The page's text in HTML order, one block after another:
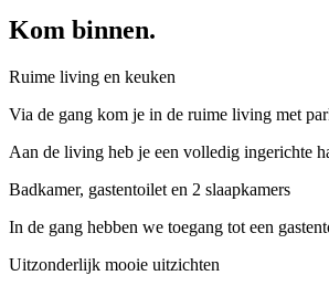
Kom binnen.
Ruime living en keuken
Via de gang kom je in de ruime living met
Aan de living heb je een volledig ingerichte
Badkamer, gastentoilet en 2 slaapkamers
In de gang hebben we toegang tot een
Uitzonderlijk mooie uitzichten